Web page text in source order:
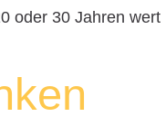
oder 30 Jahren wert